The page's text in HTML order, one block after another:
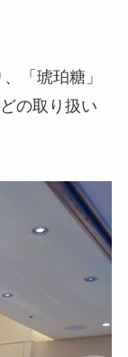
「琥珀糖」
の取り扱い